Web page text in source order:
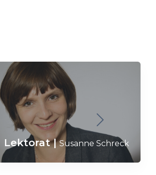
Lektorat|Susanne Schreck